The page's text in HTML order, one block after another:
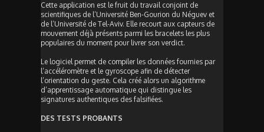
Cette application est le fruit du travail conjoint de
scientifiques de l’Université Ben-Gourion du Néguev et
de l’Université de Tel-Aviv. Elle recourt aux capteurs de
mouvement déjà présents parmi les bracelets les plus
populaires du moment pour livrer son verdict.
Le logiciel permet de compiler les données fournies par
l’accéléromètre et le gyroscope afin de détecter
l’orientation du geste. Cela créé alors un algorithme
d’apprentissage automatique qui distingue les
signatures authentiques des falsifiées.
DES TESTS PROBANTS